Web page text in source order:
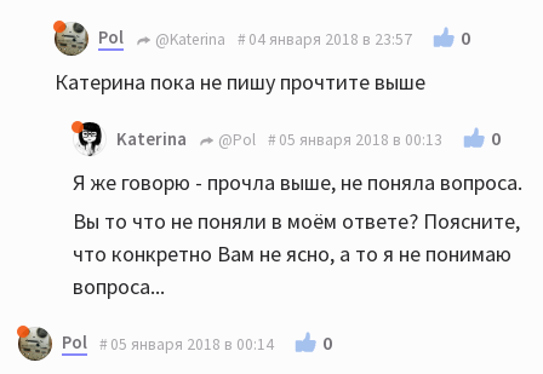
Pol @Katerina 04 января 2018 в 23:57 0
Катерина пока не пишу прочтите выше
Katerina @Pol 05 января 2018 в 00:13 0
Я же говорю - прочла выше, не поняла вопроса.
Вы то что не поняли в моём ответе? Поясните,
что конкретно Вам не ясно, а то я не понимаю
вопроса...
Pol 05 января 2018 в 00:14 0